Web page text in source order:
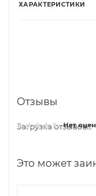
ХАРАКТЕРИСТИКИ
Отзывы
Нет
Загрузка отзывов...
Это может